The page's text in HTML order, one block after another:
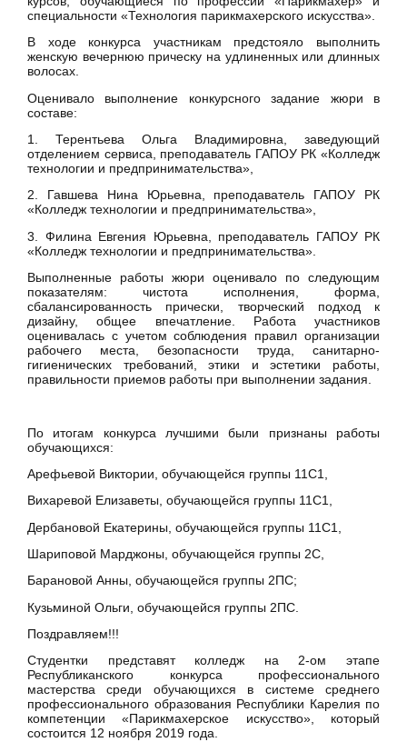
специальности «Технология парикмахерского искусства».
В ходе конкурса участникам предстояло выполнить
женскую вечернюю прическу на удлиненных или длинных
волосах.
Оценивало выполнение конкурсного задание жюри в
составе:
1. Терентьева Ольга Владимировна, заведующий
отделением сервиса, преподаватель ГАПОУ РК «Колледж
технологии и предпринимательства»,
2. Гавшева Нина Юрьевна, преподаватель ГАПОУ РК
«Колледж технологии и предпринимательства»,
3. Филина Евгения Юрьевна, преподаватель ГАПОУ РК
«Колледж технологии и предпринимательства».
Выполненные работы жюри оценивало по следующим
показателям: чистота исполнения, форма,
сбалансированность прически, творческий подход к
дизайну, общее впечатление. Работа участников
оценивалась с учетом соблюдения правил организации
рабочего места, безопасности труда, санитарно-
гигиенических требований, этики и эстетики работы,
правильности приемов работы при выполнении задания.
По итогам конкурса лучшими были признаны работы
обучающихся:
Арефьевой Виктории, обучающейся группы 11С1,
Вихаревой Елизаветы, обучающейся группы 11С1,
Дербановой Екатерины, обучающейся группы 11С1,
Шариповой Марджоны, обучающейся группы 2С,
Барановой Анны, обучающейся группы 2ПС;
Кузьминой Ольги, обучающейся группы 2ПС.
Поздравляем!!!
Студентки представят колледж на 2-ом этапе
Республиканского конкурса профессионального
мастерства среди обучающихся в системе среднего
профессионального образования Республики Карелия по
компетенции «Парикмахерское искусство», который
состоится 12 ноября 2019 года.